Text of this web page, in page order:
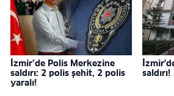
İzmir’de Polis Merkezine
saldırı: 2 polis şehit, 2 polis
yaralı!
saldırı!